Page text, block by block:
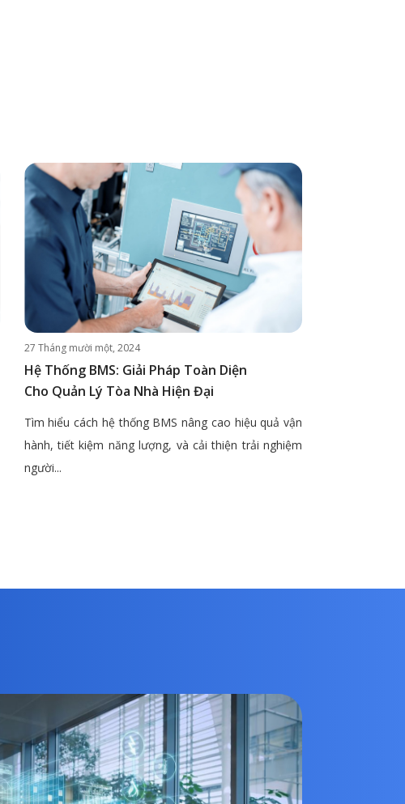
27 Tháng mười một, 2024
Hệ Thống BMS: Giải Pháp Toàn Diện
Cho Quản Lý Tòa Nhà Hiện Đại
Tìm hiểu cách hệ thống BMS nâng cao hiệu quả vận
hành, tiết kiệm năng lượng, và cải thiện trải nghiệm
người...